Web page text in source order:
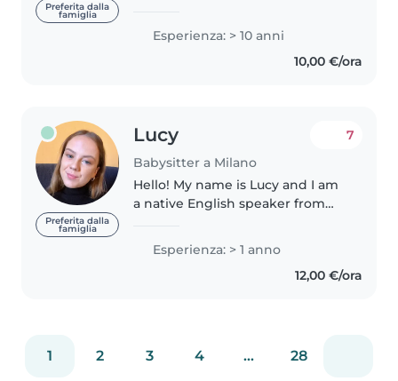
Preferita dalla
famiglia
italiano e inglese. Lavorare con i
bambini è sempre stata la mia
Esperienza: > 10 anni
10,00 €/ora
Preferita dalla
famiglia
Lucy
Babysitter a Milano
7
Hello! My name is Lucy and I am
a native English speaker from
pairing in Milan and Genova but I
am currently studying my
masters at the University..
Esperienza: > 1 anno
12,00 €/ora
1 2 3 4 ... 28